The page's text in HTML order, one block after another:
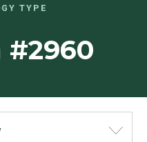
TYPE
#2960